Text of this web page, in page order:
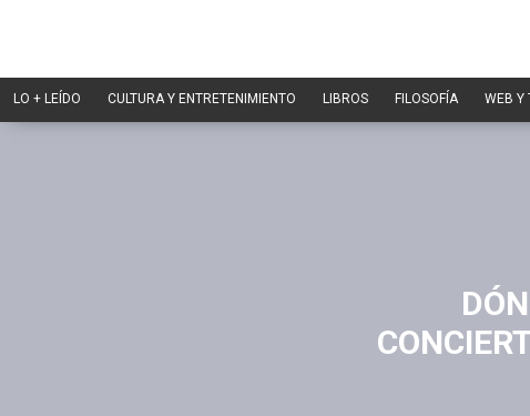
LO + LEÍDO CULTURA Y ENTRETENIMIENTO LIBROS FILOSOFÍA WEB Y